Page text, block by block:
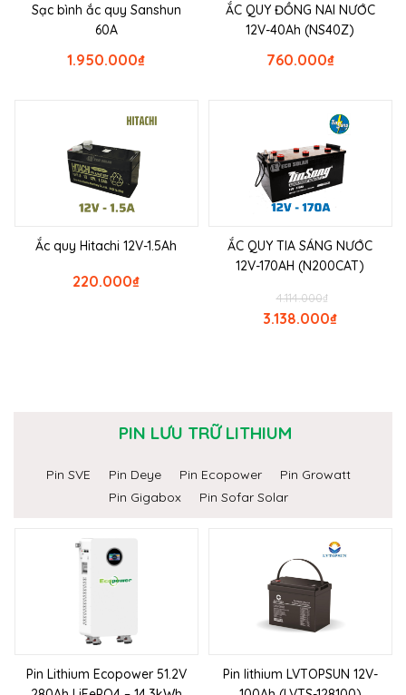
Sạc bình ắc quy Sanshun
60A
₫
1.950.000
ẮC QUY ĐỒNG NAI NƯỚC
12V-40Ah (NS40Z)
₫
760.000
Ắc quy Hitachi 12V-1.5Ah
₫
220.000
ẮC QUY TIA SÁNG NƯỚC
12V-170AH (N200CAT)
₫
4.114.000
₫
3.138.000
PIN LƯU TRỮ LITHIUM
Pin SVE Pin Deye Pin Ecopower
Pin Growatt
Pin Gigabox
Pin Sofar Solar
Pin Lithium Ecopower 51.2V
Pin lithium LVTOPSUN 12V-